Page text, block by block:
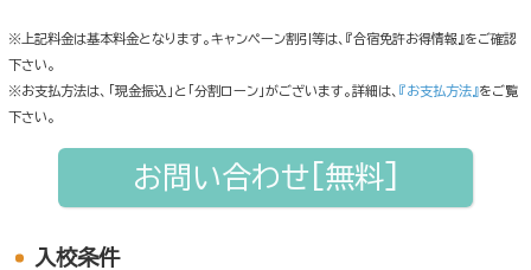
※上記料金は基本料金となります。キャンペーン割引等は、『合宿免許お得情報』をご確認
下さい。
※お支払方法は、「現金振込」と「分割ローン」がございます。詳細は、 『お支払方法』をご覧
下さい。
お問い合わせ[無料]
入校条件